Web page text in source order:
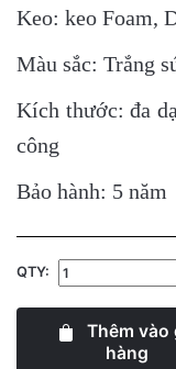
Keo: keo Foam,
Màu sắc: Trắng
Kích thước: đa
công
Bảo hành: 5 năm
QTY:
Thêm vào
hàng